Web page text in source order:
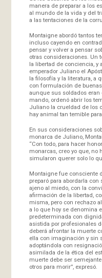
manera de preparar a los
al mundo de la vida y del
a las tentaciones de la
Montaigne abordó tantos
incluso cayendo en
pensar y volver a pensar
otras consideraciones. Un
la libertad de conciencia, y
emperador Juliano el
la filosofía y la literatura, a
con formulación de
aunque sus soldados eran
mando, ordenó abrir los
Juliano la crueldad de los
hay animal tan temible
En sus consideraciones
monarca de Juliano,
“Con todo, para hacer
monarcas, creo yo que, no
simularon querer solo lo
Montaigne fue consciente
preparó para abordarla
ajeno al miedo, con la
afirmación de la libertad,
misma, pero con rechazo
a lo que hoy se denomina
predeterminada con
asistida por profesionales
deberá afrontar la muerte
ella con imaginación y sin
adoptándola con
asimilada de la ética del
muerte debe ser
otros para morir”, expresó.